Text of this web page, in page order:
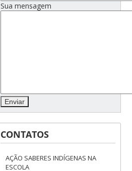
Sua mensagem
CONTATOS
AÇÃO SABERES INDÍGENAS NA
ESCOLA